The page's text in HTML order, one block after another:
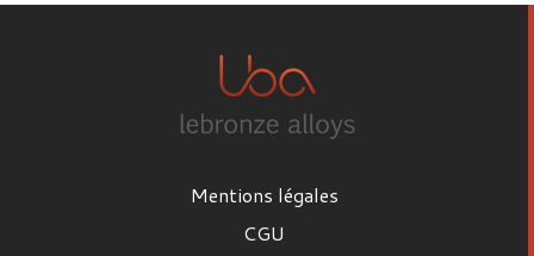
Mentions légales
CGU